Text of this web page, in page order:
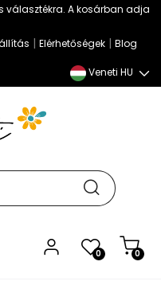
választékra. A kosárban adja
| Elérhetőségek | Blog
Veneti HU
0 0